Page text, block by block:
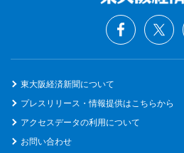
東大阪経済新聞について
プレスリリース・情報提供はこちらから
アクセスデータの利用について
お問い合わせ